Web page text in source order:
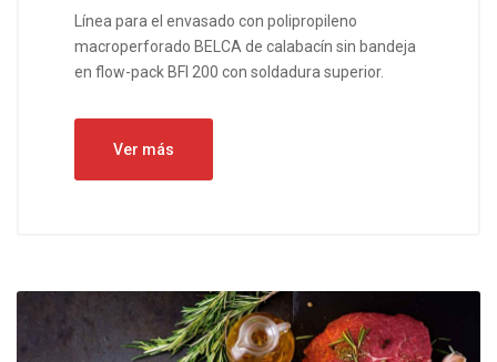
Línea para el envasado con polipropileno
macroperforado BELCA de calabacín sin bandeja
en flow-pack BFI 200 con soldadura superior.
Ver más